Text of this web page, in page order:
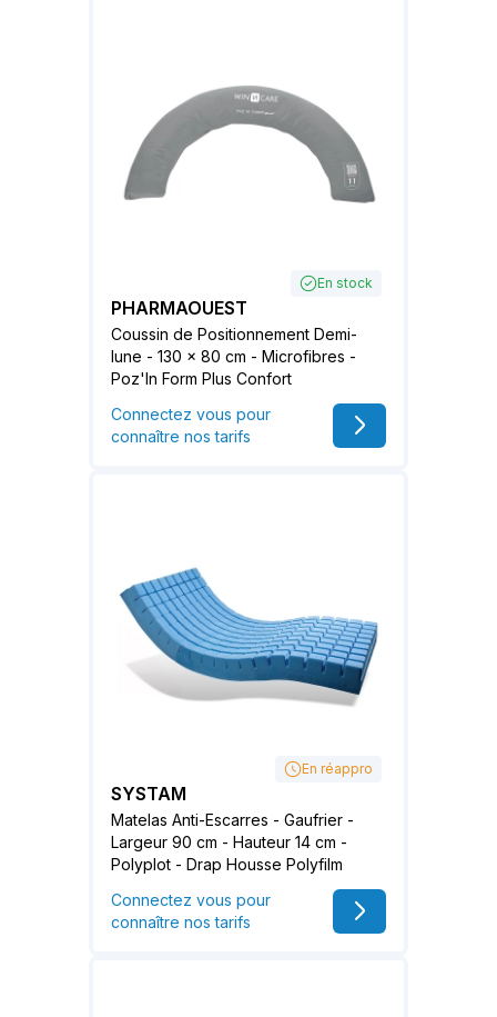
En stock
PHARMAOUEST
Coussin de Positionnement Demi-
lune - 130 x 80 cm - Microfibres -
Poz'In Form Plus Confort
Connectez vous pour
connaître nos tarifs
En réappro
SYSTAM
Matelas Anti-Escarres - Gaufrier -
Largeur 90 cm - Hauteur 14 cm -
Polyplot - Drap Housse Polyfilm
Connectez vous pour
connaître nos tarifs